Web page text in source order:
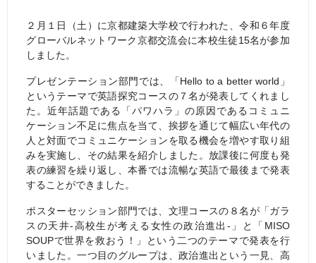
２月１日（土）に京都建築大学校で行われた、令和６年度
グローバルネットワーク京都交流会に本校生徒15名が参加
しました。
プレゼンテーション部門では、「Hello to a better world」
というテーマで英語探究コースの７名が発表してくれまし
た。近年話題である「パワハラ」の原因であるコミュニ
ケーション不足に焦点を当て、挨拶を通じて幅広い年代の
人と対面でコミュニケーションを取る機会を増やす取り組
みを実施し、その結果を紹介しました。放課後に何度も発
表の練習を繰り返し、本番では流暢な英語で最後まで発表
することができました。
ポスターセッション部門では、文理コースの８名が「ガラ
スの天井-高校生が考える女性の政治進出-」と「MISO
SOUPで世界を救おう！」という二つのテーマで発表を行
いました。一つ目のグループは、政治進出という一見、高